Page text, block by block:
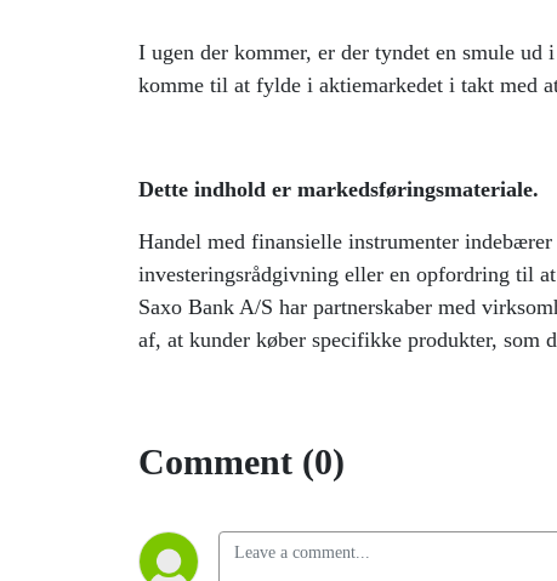
I ugen der kommer, er der tyndet en smule
komme til at fylde i aktiemarkedet i takt med
Dette indhold er markedsføringsmateriale.
Handel med finansielle instrumenter
investeringsrådgivning eller en opfordring til
Saxo Bank A/S har partnerskaber med
af, at kunder køber specifikke produkter, som
Comment (0)